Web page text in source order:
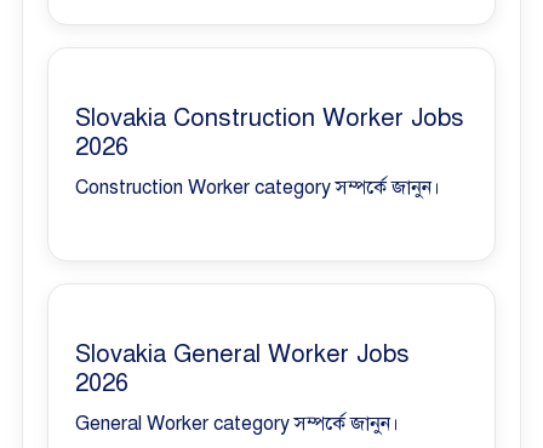
Slovakia Construction Worker Jobs
2026
Construction Worker category সম্পর্কে জানুন।
Slovakia General Worker Jobs
2026
General Worker category সম্পর্কে জানুন।